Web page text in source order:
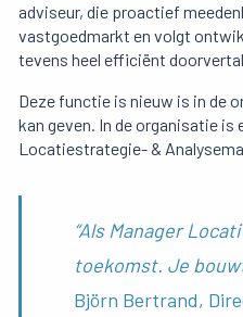
adviseur, die proactief
vastgoedmarkt en volgt
tevens heel efficiënt
Deze functie is nieuw is in de
kan geven. In de organisatie
Locatiestrategie- &
“Als Manager
toekomst. Je
Björn Bertrand,